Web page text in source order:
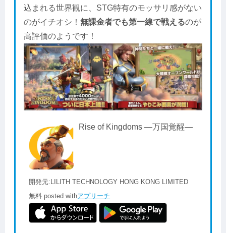
込まれる世界観に、STG特有のモッサリ感がない
のがイチオシ！無課金者でも第一線で戦えるのが
高評価のようです！
Rise of Kingdoms ―万国覚醒―
開発元: LILITH TECHNOLOGY HONG KONG LIMITED
無料 posted withアプリーチ